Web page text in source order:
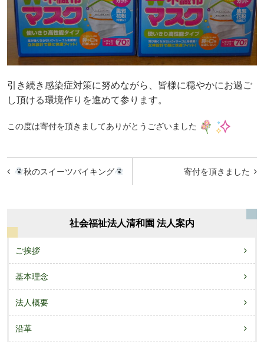
引き続き感染症対策に努めながら、皆様に穏やかにお過ご
し頂ける環境作りを進めて参ります。
この度は寄付を頂きましてありがとうございました
投
ビ
ー
シ
ョ
ン
寄付を頂きました
秋のスイーツバイキング
社会福祉法人清和園 法人案内
ご挨拶
基本理念
法人概要
沿革